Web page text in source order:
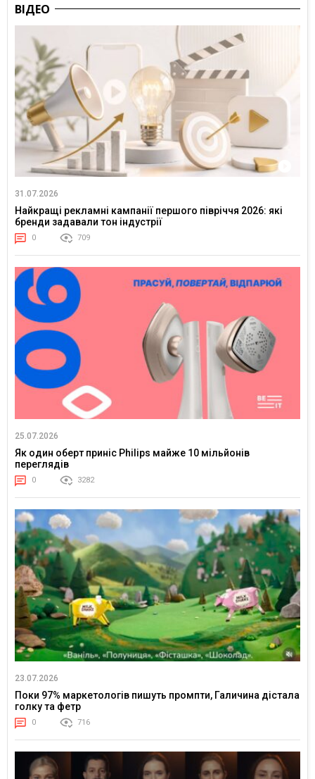
ВІДЕО
31.07.2026
Найкращі рекламні кампанії першого півріччя 2026: які
бренди задавали тон індустрії
0 709
25.07.2026
Як один оберт приніс Philips майже 10 мільйонів
переглядів
0 3282
23.07.2026
Поки 97% маркетологів пишуть промпти, Галичина дістала
голку та фетр
0 716